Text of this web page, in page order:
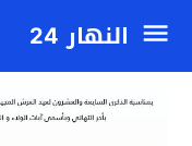
النهار 24